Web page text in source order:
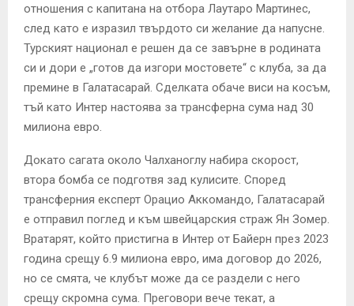
отношения с капитана на отбора Лаутаро Мартинес,
след като е изразил твърдото си желание да напусне.
Турският национал е решен да се завърне в родината
си и дори е „готов да изгори мостовете“ с клуба, за да
премине в Галатасарай. Сделката обаче виси на косъм,
тъй като Интер настоява за трансферна сума над 30
милиона евро.
Докато сагата около Чалханоглу набира скорост,
втора бомба се подготвя зад кулисите. Според
трансферния експерт Орацио Аккомандо, Галатасарай
е отправил поглед и към швейцарския страж Ян Зомер.
Вратарят, който пристигна в Интер от Байерн през 2023
година срещу 6.9 милиона евро, има договор до 2026,
но се смята, че клубът може да се раздели с него
срещу скромна сума. Преговори вече текат, а